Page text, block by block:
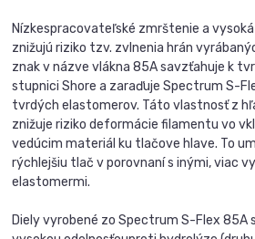
Nízkespracovateľské zmrštenie a
znižujú riziko tzv. zvlnenia hrán
znak v názve vlákna 85A savzťahuje k
stupnici Shore a zaraďuje Spectrum S-
tvrdých elastomerov. Táto vlastnosť z
znižuje riziko deformácie filamentu vo
vedúcim materiál ku tlačove hlave. To
rýchlejšiu tlač v porovnaní s inými, viac
elastomermi.
Diely vyrobené zo Spectrum S-Flex 85A